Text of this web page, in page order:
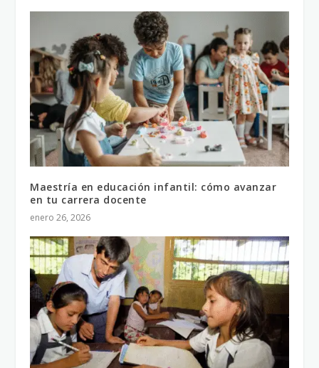
Maestría en educación infantil: cómo avanzar
en tu carrera docente
enero 26, 2026